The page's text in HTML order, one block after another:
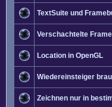
TextSuite und
Verschachtelte
Location in OpenGL
Wiedereinsteiger
Zeichnen nur in